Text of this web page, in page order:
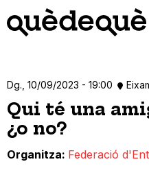
contingut
Dg., 10/09/2023 - 19:00
Qui té una
¿o no?
Organitza Federació